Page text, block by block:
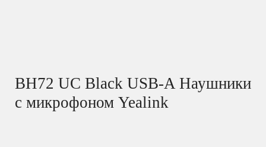
BH72 UC Black USB-A Наушники
с микрофоном Yealink